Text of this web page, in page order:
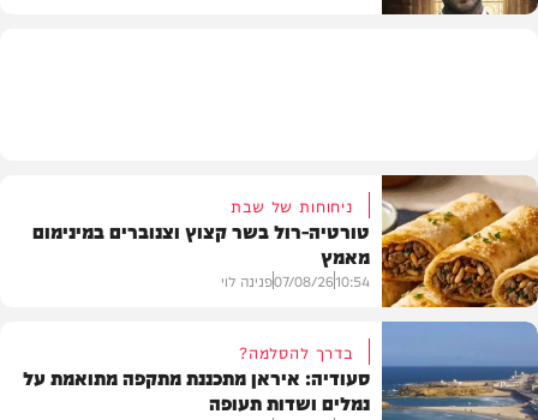
מתכונים
ניחוחות של שבת
טורטיה-רול בשר קצוץ וצנוברים במינימום
מאמץ
10:54
07/08/26פנינה לוי
בדרך להסלמה?
סעודיה: איראן מתכננת מתקפה מתואמת על
נמלים ושדות תעופה